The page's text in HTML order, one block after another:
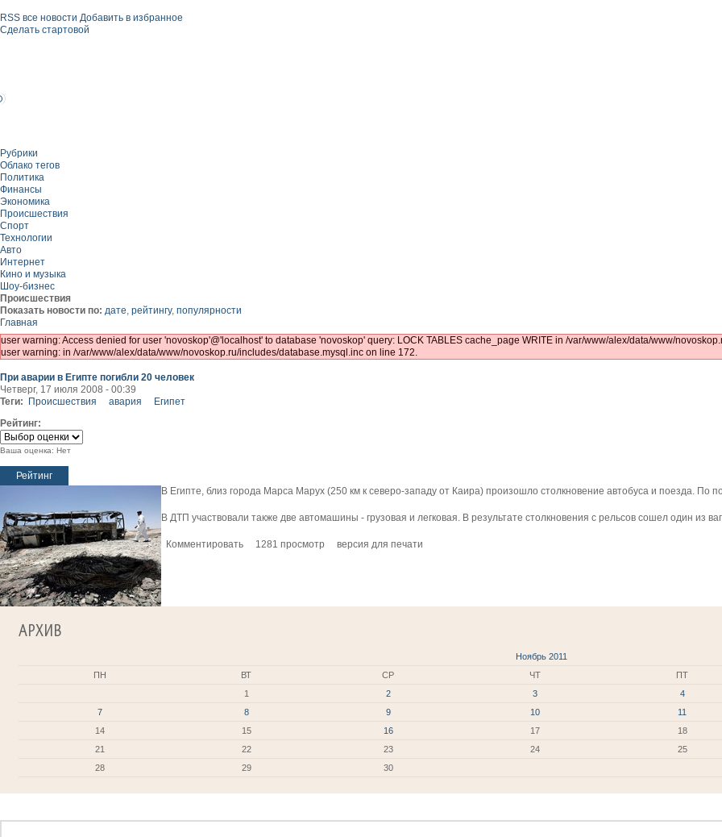
RSS все новости Добавить в избранное
Сделать стартовой
Рубрики
Облако тегов
Политика
Финансы
Экономика
Происшествия
Спорт
Технологии
Авто
Интернет
Кино и музыка
Шоу-бизнес
Происшествия
Показать новости по: дате, рейтингу, популярности
Главная
user warning: Access denied for user 'novoskop'@'localhost' to database 'novoskop' query: LOCK TABLES cache_page WRITE in /var/www/alex/data/www/
user warning: in /var/www/alex/data/www/novoskop.ru/includes/database.mysql.inc on line 172.
При аварии в Египте погибли 20 человек
Четверг, 17 июля 2008 - 00:39
Теги:
Происшествия авария
Египет
Рейтинг:
Ваша оценка: Нет
В Египте, близ города Марса Марух (250 км к северо-западу от Каира) произошло столкновение автобуса и поезда.
В ДТП участвовали также две автомашины - грузовая и легковая. В результате столкновения с рельсов сошел один из
Комментировать 1281 просмотр версия для печати
АРХИВ
Ноябрь 2011
ПН
ВТ СР ЧТ ПТ
1
2 3 4
7
8 9 10 11
14
15 16 17 18
21
22 23 24 25
28
29 30